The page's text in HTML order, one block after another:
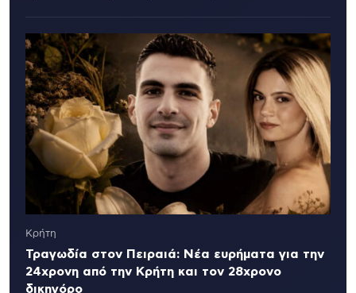
Κρήτη
Τραγωδία στον Πειραιά: Νέα ευρήματα για την
24χρονη από την Κρήτη και τον 28χρονο
δικηγόρο